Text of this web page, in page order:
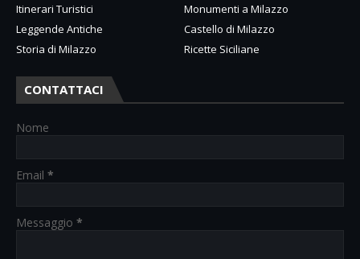
Itinerari Turistici
Monumenti a Milazzo
Leggende Antiche
Castello di Milazzo
Storia di Milazzo
Ricette Siciliane
CONTATTACI
Nome
Email *
Messaggio *